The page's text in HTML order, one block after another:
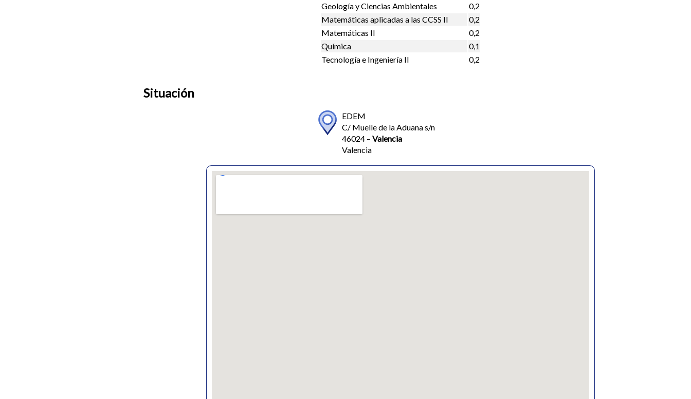
Geología y Ciencias Ambientales
0,2
Matemáticas aplicadas a las CCSS II
0,2
Matemáticas II
0,2
Química
0,1
Tecnología e Ingeniería II
0,2
Situación
EDEM
C/ Muelle de la Aduana s/n
46024 – Valencia
Valencia